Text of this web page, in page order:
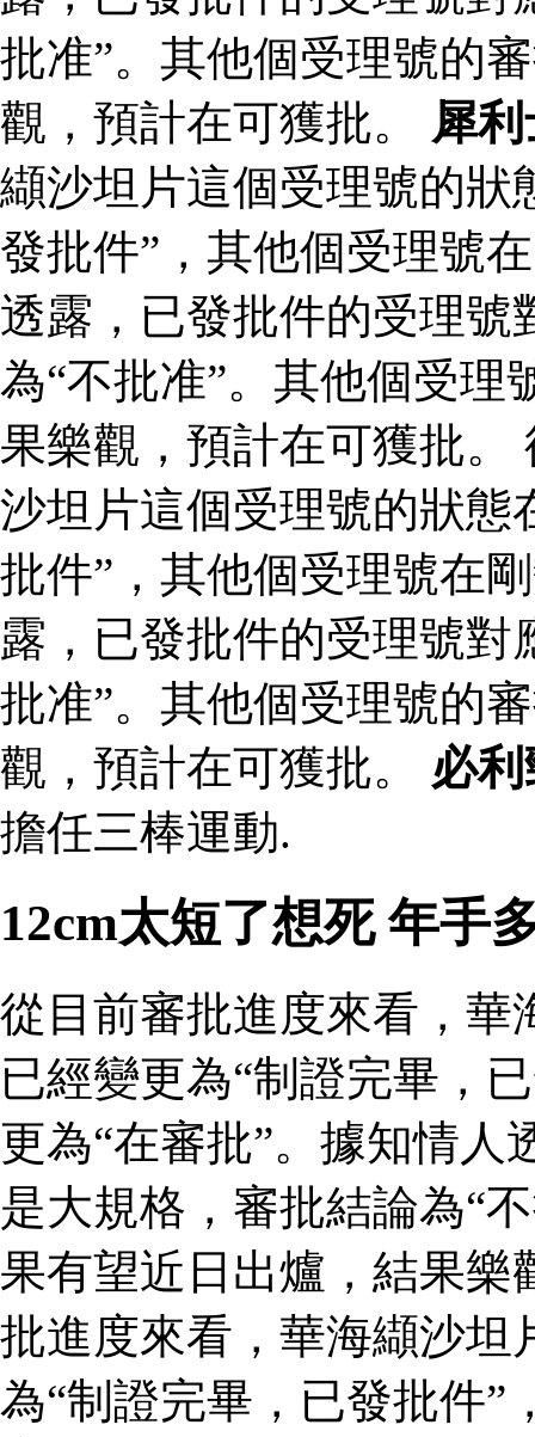
批准”。其他個受理號的
觀，預計在可獲批。 犀
纈沙坦片這個受理號的狀
發批件”，其他個受理號
透露，已發批件的受理號
為“不批准”。其他個受理
果樂觀，預計在可獲批。
沙坦片這個受理號的狀態
批件”，其他個受理號在
露，已發批件的受理號對
批准”。其他個受理號的
觀，預計在可獲批。 必
擔任三棒運動.
12cm太短了想死 年手
從目前審批進度來看，華
已經變更為“制證完畢，
更為“在審批”。據知情
是大規格，審批結論為“
果有望近日出爐，結果樂
批進度來看，華海纈沙坦
為“制證完畢，已發批件”